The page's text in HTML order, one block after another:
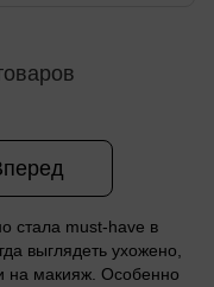
стала must-have в
выглядеть ухожено,
на макияж. Особенно